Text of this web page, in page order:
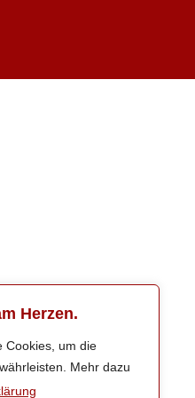
Herzen.
Cookies, um die
Mehr dazu